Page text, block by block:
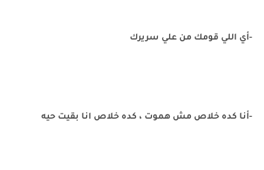
-أي اللي قومك من علي سريرك
-أنا كده خلاص مش هموت ، كده خلاص انا بقيت حيه